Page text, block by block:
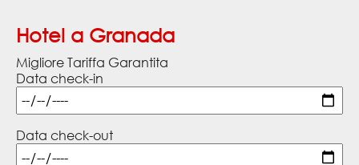
Hotel a Granada
Migliore Tariffa Garantita
Data check-in
Data check-out